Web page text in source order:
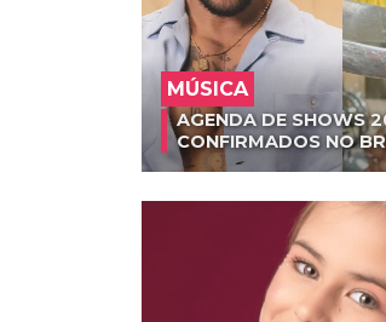
MÚSICA
AGENDA DE SHOWS
CONFIRMADOS NO